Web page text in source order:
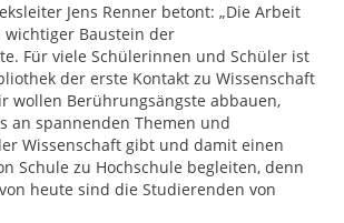
Jens Renner betont: „Die Arbeit
Baustein der
Für viele Schülerinnen und Schüler ist
der erste Kontakt zu Wissenschaft
wollen Berührungsängste abbauen,
an spannenden Themen und
Wissenschaft gibt und damit einen
Schule zu Hochschule begleiten, denn
heute sind die Studierenden von